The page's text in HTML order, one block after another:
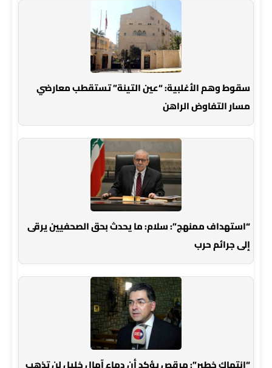
سقوط وهم الأغلبية: “عين التينة” تستقطب معارضي
مسار التفاوض الراهن
“استهداف ممنهج”: سلام: ما يحدث بحق الصحفيين يرقى
إلى جرائم حرب